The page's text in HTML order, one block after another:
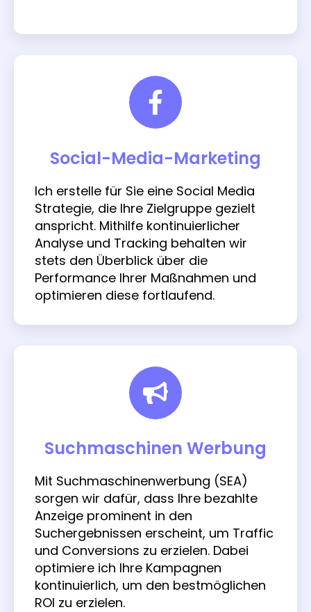
Social-Media-Marketing
Ich erstelle für Sie eine Social Media
Strategie, die Ihre Zielgruppe gezielt
anspricht. Mithilfe kontinuierlicher
Analyse und Tracking behalten wir
stets den Überblick über die
Performance Ihrer Maßnahmen und
optimieren diese fortlaufend.
Suchmaschinen Werbung
Mit Suchmaschinenwerbung (SEA)
sorgen wir dafür, dass Ihre bezahlte
Anzeige prominent in den
Suchergebnissen erscheint, um Traffic
und Conversions zu erzielen. Dabei
optimiere ich Ihre Kampagnen
kontinuierlich, um den bestmöglichen
ROI zu erzielen.